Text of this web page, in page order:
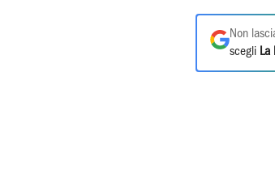
Non
scegli La